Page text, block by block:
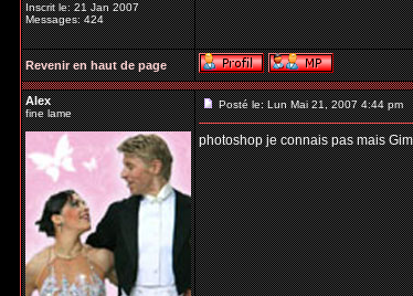
Inscrit le: 21 Jan 2007
Messages: 424
Revenir en haut de page
Alex
fine lame
Posté le: Lun Mai 21, 2007 4:44 pm
photoshop je connais pas mais